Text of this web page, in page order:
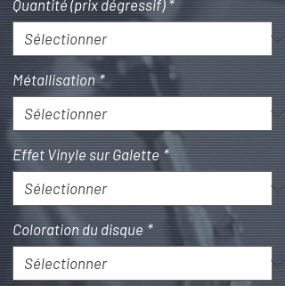
Quantité (prix dégressif) *
Métallisation *
Effet Vinyle sur Galette *
Coloration du disque *